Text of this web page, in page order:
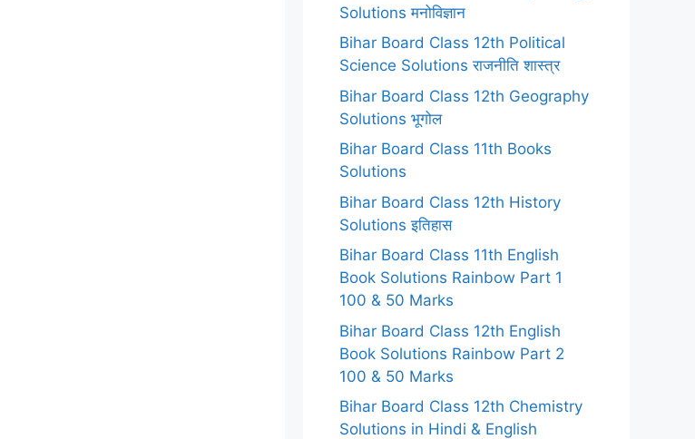
Solutions मनोविज्ञान
Bihar Board Class 12th Political
Science Solutions राजनीति शास्त्र
Bihar Board Class 12th Geography
Solutions भूगोल
Bihar Board Class 11th Books
Solutions
Bihar Board Class 12th History
Solutions इतिहास
Bihar Board Class 11th English
Book Solutions Rainbow Part 1
100 & 50 Marks
Bihar Board Class 12th English
Book Solutions Rainbow Part 2
100 & 50 Marks
Bihar Board Class 12th Chemistry
Solutions in Hindi & English